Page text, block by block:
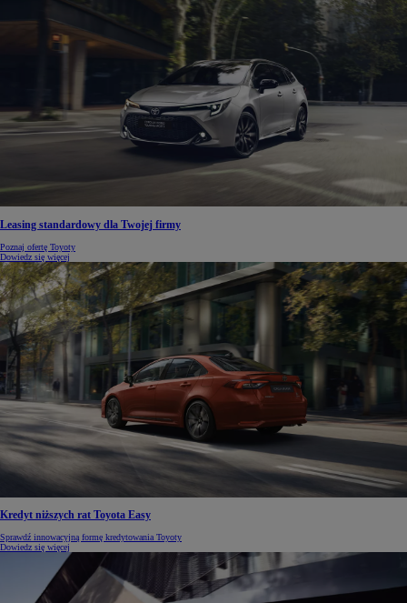
Leasing standardowy dla Twojej firmy
Poznaj ofertę Toyoty
Dowiedz się więcej
Kredyt niższych rat Toyota Easy
Sprawdź innowacyjną formę kredytowania Toyoty
Dowiedz się więcej